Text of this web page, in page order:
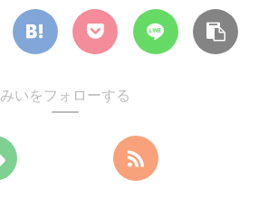
みいをフォローする